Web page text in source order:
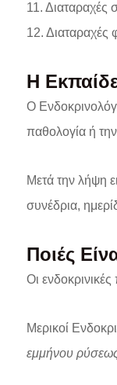
11. Διαταραχές
12. Διαταραχές
Η
Ο
παθολογία ή την
Μετά την λήψη
συνέδρια,
Ποιές
Οι
Μερικοί
εμμήνου